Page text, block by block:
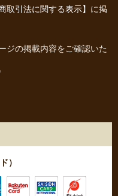
取引法に関する表示】 に掲
ジの掲載内容をご確認いた
）